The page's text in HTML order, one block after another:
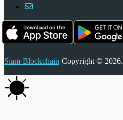
Siam Blockchain Copyright © 2026.